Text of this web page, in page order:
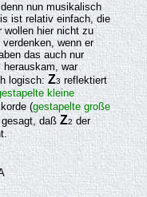
nun musikalisch
ist relativ einfach, die
wollen hier nicht zu
wenn er
das auch nur
war
logisch: Z3 reflektiert
kleine
(gestapeltegroße
gesagt, daßZ2 der